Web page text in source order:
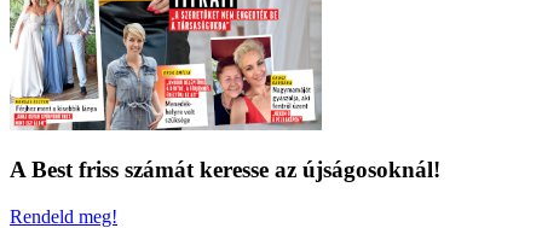
A Best friss számát keresse az újságosoknál!
Rendeld meg!